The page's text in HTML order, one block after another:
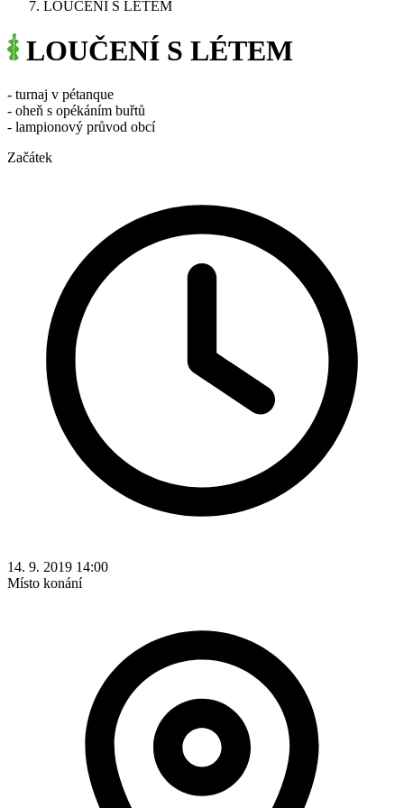
LOUČENÍ S LÉTEM
LOUČENÍ S LÉTEM
- turnaj v pétanque
- oheň s opékáním buřtů
- lampionový průvod obcí
Začátek
14. 9. 2019 14:00
Místo konání